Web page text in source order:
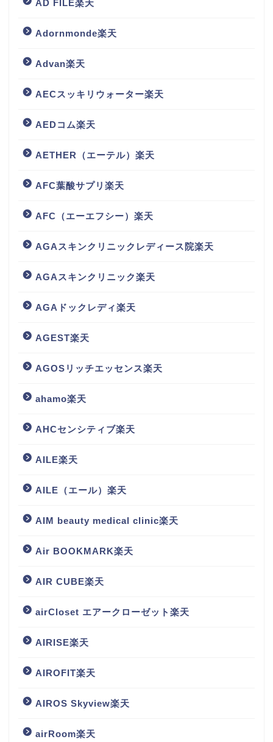
AD FILE楽天
Adornmonde楽天
Advan楽天
AECスッキリウォーター楽天
AEDコム楽天
AETHER（エーテル）楽天
AFC葉酸サプリ楽天
AFC（エーエフシー）楽天
AGAスキンクリニックレディース院楽天
AGAスキンクリニック楽天
AGAドックレディ楽天
AGEST楽天
AGOSリッチエッセンス楽天
ahamo楽天
AHCセンシティブ楽天
AILE楽天
AILE（エール）楽天
AIM beauty medical clinic楽天
Air BOOKMARK楽天
AIR CUBE楽天
airCloset エアークローゼット楽天
AIRISE楽天
AIROFIT楽天
AIROS Skyview楽天
airRoom楽天